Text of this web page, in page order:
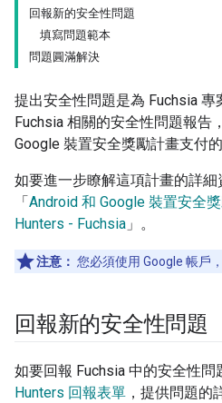
回報新的安全性問題
填寫問題範本
問題圓滿解決
提出安全性問題是為 Fuchsia
Fuchsia 相關的安全性問題報告
Google 裝置安全獎勵計畫支付的
如要進一步瞭解這項計畫的詳
「Android 和 Google 裝置安全
Hunters - Fuchsia 」。
注意： 您必須使用 Google 帳戶
回報新的安全性問題
如要回報 Fuchsia 中的安全性問
Hunters 回報表單 ，提供問題的